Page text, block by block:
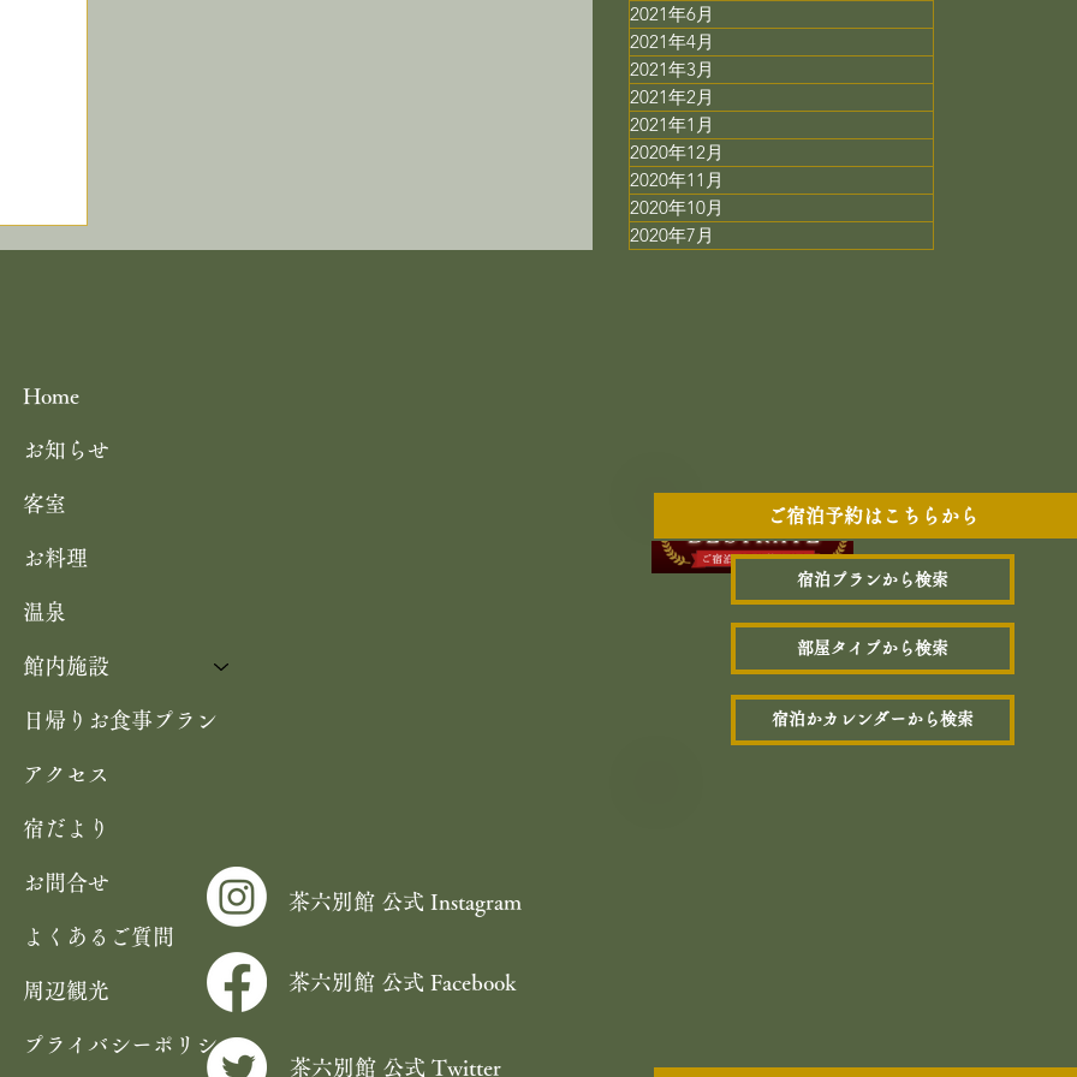
2021年6月
2021年4月
2021年3月
2021年2月
2021年1月
2020年12月
2020年11月
2020年10月
2020年7月
Home
お知らせ
客室
お料理
温泉
館内施設
日帰りお食事プラン
アクセス
宿だより
お問合せ
よくあるご質問
周辺観光
プライバシーポリシー
茶六別館 公式 Instagram
茶六別館 公式 Facebook
茶六別館 公式 Twitter
ご宿泊予約はこちらから
宿泊プランから検索
部屋タイプから検索
宿泊かカレンダーから検索